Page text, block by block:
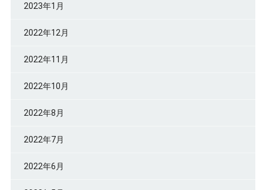
2023年1月
2022年12月
2022年11月
2022年10月
2022年8月
2022年7月
2022年6月